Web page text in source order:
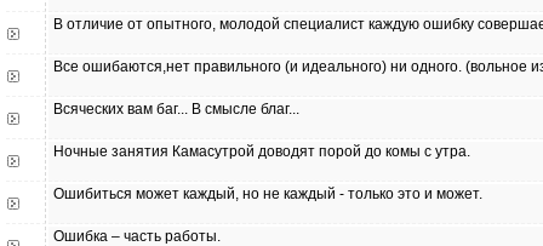
В отличие от опытного, молодой специалист каждую ошибку
Все ошибаются,нет правильного (и идеального) ни одного. (вольное
Всяческих вам баг... В смысле благ...
Ночные занятия Камасутрой доводят порой до комы с утра.
Ошибиться может каждый, но не каждый - только это и может.
Ошибка – часть работы.